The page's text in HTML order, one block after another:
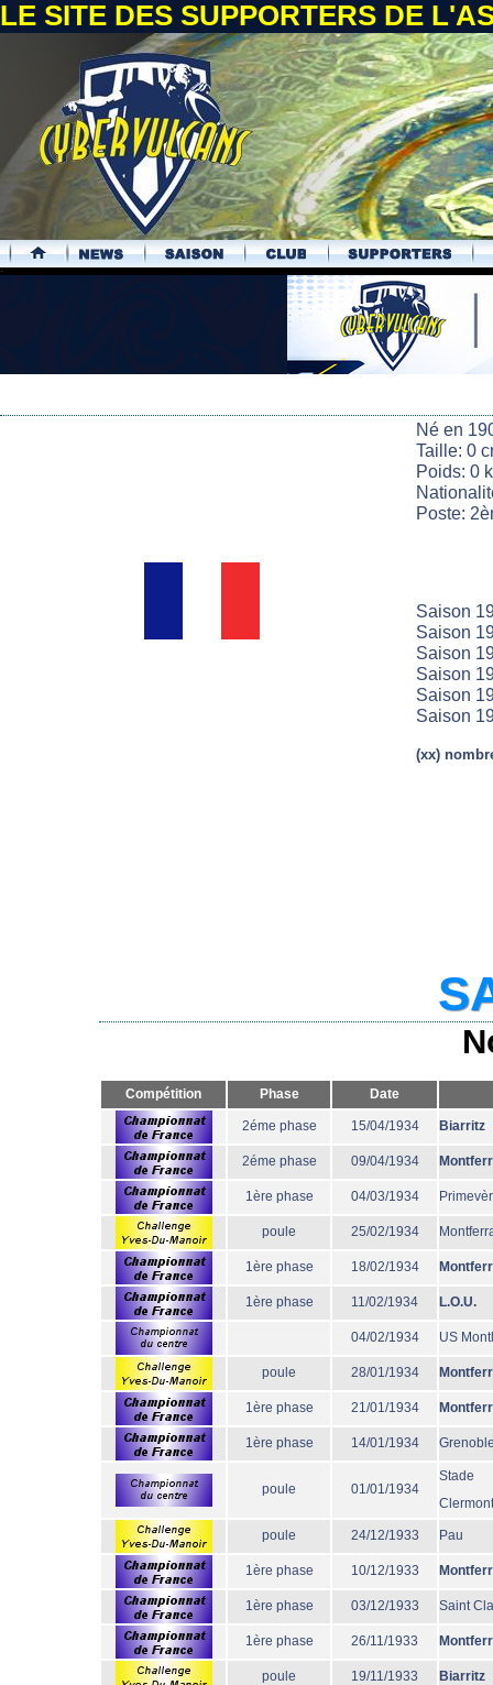
LE SITE DES SUPPORTERS DE
.
Né en
Taille: 0
Poids: 0
Poste:
Saison
Saison
Saison
Saison
Saison
Saison
(xx)
Compétition Phase Date
2éme phase 15/04/1934 Biarritz
2éme phase 09/04/1934
1ère phase 04/03/1934
poule 25/02/1934
1ère phase 18/02/1934
1ère phase 11/02/1934 L.O.U.
04/02/1934 US
poule 28/01/1934
1ère phase 21/01/1934
1ère phase 14/01/1934
poule 01/01/1934
Stade
poule 24/12/1933 Pau
1ère phase 10/12/1933
1ère phase 03/12/1933 Saint
1ère phase 26/11/1933
poule 19/11/1933 Biarritz